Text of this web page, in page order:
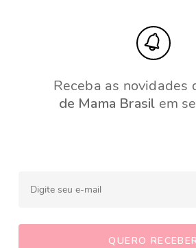
Receba as novidades
de Mama Brasil em